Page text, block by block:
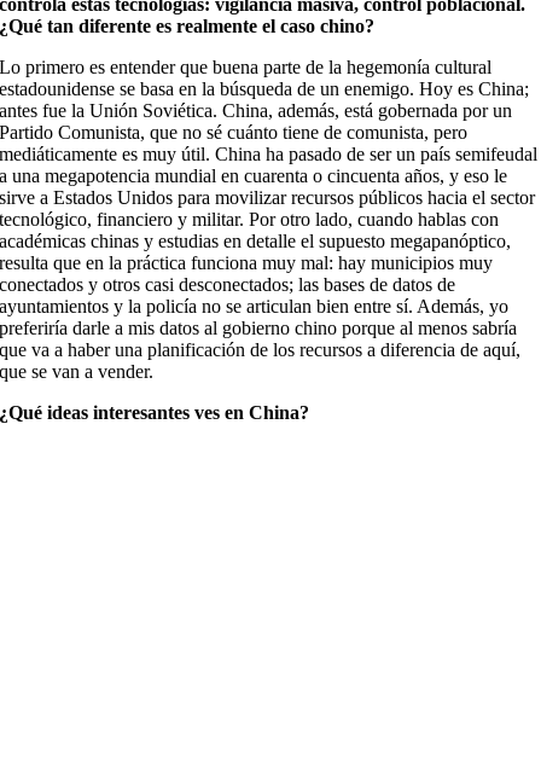
¿Qué tan diferente es realmente el caso chino?
Lo primero es entender que buena parte de la hegemonía cultural
estadounidense se basa en la búsqueda de un enemigo. Hoy es China;
antes fue la Unión Soviética. China, además, está gobernada por un
Partido Comunista, que no sé cuánto tiene de comunista, pero
mediáticamente es muy útil. China ha pasado de ser un país semifeudal
a una megapotencia mundial en cuarenta o cincuenta años, y eso le
sirve a Estados Unidos para movilizar recursos públicos hacia el sector
tecnológico, financiero y militar. Por otro lado, cuando hablas con
académicas chinas y estudias en detalle el supuesto megapanóptico,
resulta que en la práctica funciona muy mal: hay municipios muy
conectados y otros casi desconectados; las bases de datos de
ayuntamientos y la policía no se articulan bien entre sí. Además, yo
preferiría darle a mis datos al gobierno chino porque al menos sabría
que va a haber una planificación de los recursos a diferencia de aquí,
que se van a vender.
¿Qué ideas interesantes ves en China?